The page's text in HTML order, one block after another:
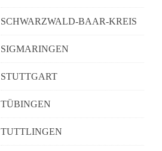
SCHWARZWALD-BAAR-KREIS
SIGMARINGEN
STUTTGART
TÜBINGEN
TUTTLINGEN